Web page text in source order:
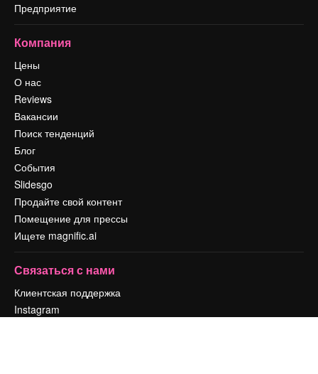
Предприятие
Компания
Цены
О нас
Reviews
Вакансии
Поиск тенденций
Блог
События
Slidesgo
Продайте свой контент
Помещение для прессы
Ищете magnific.ai
Связаться с нами
Клиентская поддержка
Instagram